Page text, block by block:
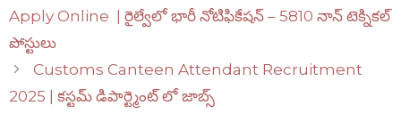
Apply Online | రైల్వేలో భారీ నోటిఫికేషన్ – 5810 నాన్ టెక్నికల్
పోస్టులు
Customs Canteen Attendant Recruitment
2025 | కస్టమ్ డిపార్ట్మెంట్ లో జాబ్స్